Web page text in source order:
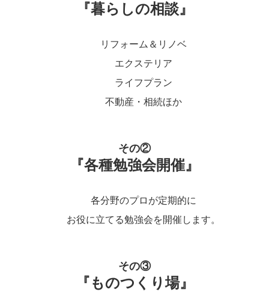
『暮らしの相談』
リフォーム＆リノベ
エクステリア
ライフプラン
不動産・相続ほか
その②
『各種勉強会開催』
各分野のプロが定期的に
お役に立てる勉強会を開催します。
その③
『ものつくり場』